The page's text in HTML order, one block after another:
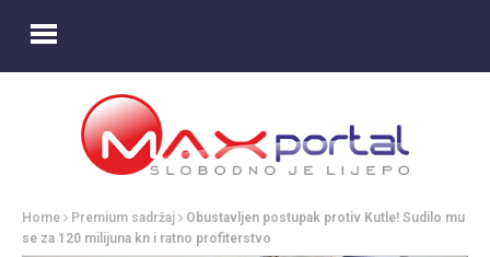
Home Premium sadržaj
Obustavljen postupak protiv Kutle! Sudilo mu
se za 120 milijuna kn i ratno profiterstvo